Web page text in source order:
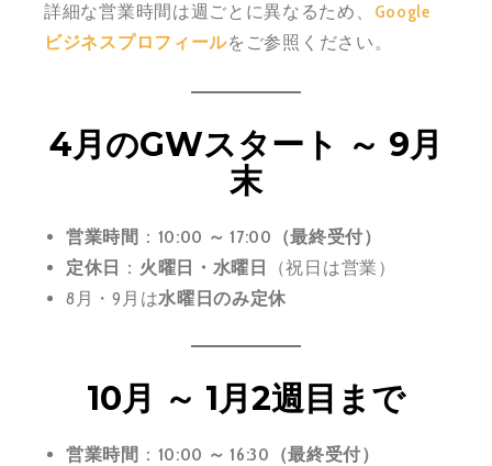
詳細な営業時間は週ごとに異なるため、 Google
ビジネスプロフィールをご参照ください。
4月のGWスタート ～ 9月
末
営業時間 ： 10:00 ～ 17:00（最終受付）
定休日
： 火曜日・水曜日
（祝日は営業）
8月・9月は水曜日のみ定休
10月 ～ 1月2週目まで
営業時間 ： 10:00 ～ 16:30（最終受付）